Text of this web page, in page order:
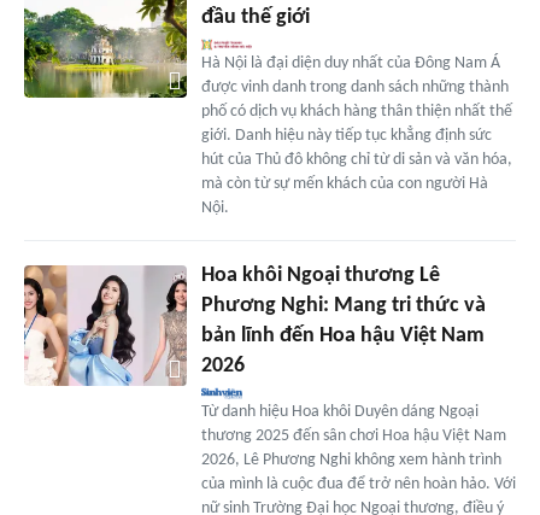
đầu thế giới
Hà Nội là đại diện duy nhất của Đông Nam Á
được vinh danh trong danh sách những thành
phố có dịch vụ khách hàng thân thiện nhất thế
giới. Danh hiệu này tiếp tục khẳng định sức
hút của Thủ đô không chỉ từ di sản và văn hóa,
mà còn từ sự mến khách của con người Hà
Nội.
Hoa khôi Ngoại thương Lê
Phương Nghi: Mang tri thức và
bản lĩnh đến Hoa hậu Việt Nam
2026
Từ danh hiệu Hoa khôi Duyên dáng Ngoại
thương 2025 đến sân chơi Hoa hậu Việt Nam
2026, Lê Phương Nghi không xem hành trình
của mình là cuộc đua để trở nên hoàn hảo. Với
nữ sinh Trường Đại học Ngoại thương, điều ý